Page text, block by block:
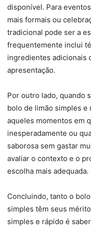
disponível. Para
mais formais ou
tradicional pode ser a
frequentemente inclui
ingredientes adicionais
apresentação.
Por outro lado, quando
bolo de limão simples e
aqueles momentos em
inesperadamente ou
saborosa sem gastar
avaliar o contexto e o
escolha mais adequada.
Concluindo, tanto o
simples têm seus
simples e rápido é